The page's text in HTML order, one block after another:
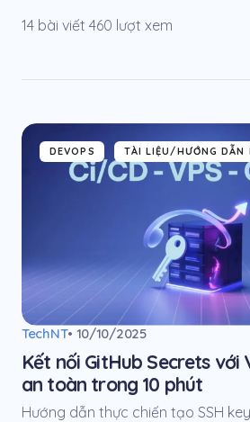
14 bài viết 460 lượt xem
DEVOPS TÀI LIỆU/HƯỚNG DẪN
TechNT• 10/10/2025
Kết nối GitHub Secrets với
an toàn trong 10 phút
Hướng dẫn thực chiến tạo SSH